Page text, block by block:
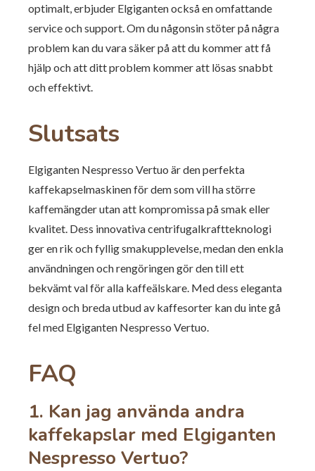
optimalt, erbjuder Elgiganten också en omfattande
service och support. Om du någonsin stöter på några
problem kan du vara säker på att du kommer att få
hjälp och att ditt problem kommer att lösas snabbt
och effektivt.
Slutsats
Elgiganten Nespresso Vertuo är den perfekta
kaffekapselmaskinen för dem som vill ha större
kaffemängder utan att kompromissa på smak eller
kvalitet. Dess innovativa centrifugalkraftteknologi
ger en rik och fyllig smakupplevelse, medan den enkla
användningen och rengöringen gör den till ett
bekvämt val för alla kaffeälskare. Med dess eleganta
design och breda utbud av kaffesorter kan du inte gå
fel med Elgiganten Nespresso Vertuo.
FAQ
1. Kan jag använda andra
kaffekapslar med Elgiganten
Nespresso Vertuo?